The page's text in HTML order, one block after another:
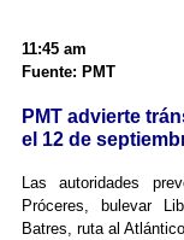
11:45 am
Fuente: PMT
PMT advierte
el 12 de
Las autoridades
Próceres, bulevar
Batres, ruta al